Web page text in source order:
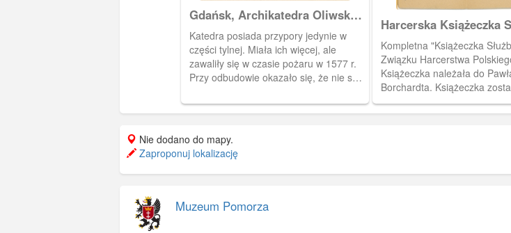
Gdańsk, Archikatedra Oliwska i
Pałac Opatów.
Katedra posiada przypory jedynie w
części tylnej. Miała ich więcej, ale
zawaliły się w czasie pożaru w 1577 r.
Przy odbudowie okazało się, że nie są
stronie.
Harcerska Książeczka
Kompletna "Książeczka
Związku Harcerstwa
Książeczka należała do
Borchardta. Książeczka
wystawiona 19 czerwca
przez harcmistrza Alfa
Nie dodano do mapy.
Zaproponuj lokalizację
Muzeum Pomorza